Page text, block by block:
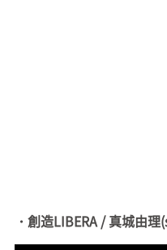
・創造LIBERA / 真城由理